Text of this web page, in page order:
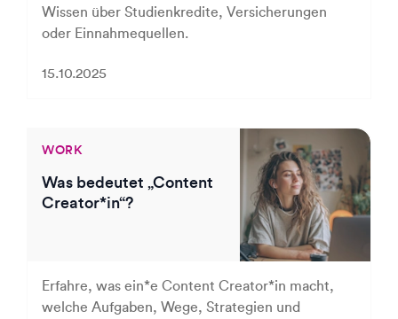
Wissen über Studienkredite, Versicherungen
oder Einnahmequellen.
15.10.2025
WORK
Was bedeutet „Content
Creator*in“?
Erfahre, was ein*e Content Creator*in macht,
welche Aufgaben, Wege, Strategien und